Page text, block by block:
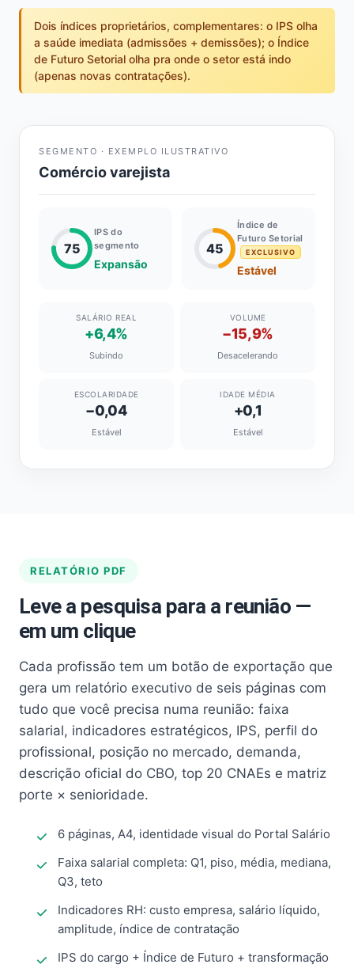
Dois índices proprietários, complementares: o IPS olha
a saúde imediata (admissões + demissões); o Índice
de Futuro Setorial olha pra onde o setor está indo
(apenas novas contratações).
SEGMENTO · EXEMPLO ILUSTRATIVO
Comércio varejista
75
IPS do
segmento
Expansão
45
Índice de
Futuro Setorial
EXCLUSIVO
Estável
SALÁRIO REAL
+6,4%
Subindo
VOLUME
−15,9%
Desacelerando
ESCOLARIDADE
−0,04
Estável
IDADE MÉDIA
+0,1
Estável
RELATÓRIO PDF
Leve a pesquisa para a reunião —
em um clique
Cada profissão tem um botão de exportação que
gera um relatório executivo de seis páginas com
tudo que você precisa numa reunião: faixa
salarial, indicadores estratégicos, IPS, perfil do
profissional, posição no mercado, demanda,
descrição oficial do CBO, top 20 CNAEs e matriz
porte × senioridade.
6 páginas, A4, identidade visual do Portal Salário
Faixa salarial completa: Q1, piso, média, mediana,
Q3, teto
Indicadores RH: custo empresa, salário líquido,
amplitude, índice de contratação
IPS do cargo + Índice de Futuro + transformação